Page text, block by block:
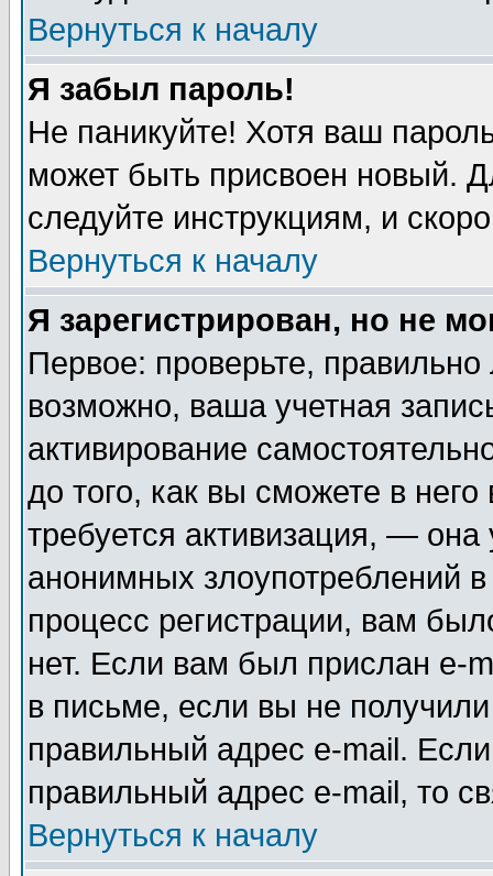
Вернуться к началу
Я забыл пароль!
Не паникуйте! Хотя ваш
может быть присвоен новый.
следуйте инструкциям, и
Вернуться к началу
Я зарегистрирован, но не
Первое: проверьте,
возможно, ваша учетная
активирование
до того, как вы сможете в
требуется активизация, —
анонимных злоупотреблений
процесс регистрации, вам
нет. Если вам был прислан e-
в письме, если вы не
правильный адрес e-mail.
правильный адрес e-mail, то
Вернуться к началу